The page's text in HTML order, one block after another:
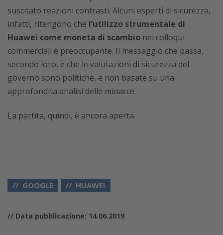
suscitato reazioni contrasti. Alcuni esperti di sicurezza,
infatti, ritengono che l’utilizzo strumentale di
Huawei come moneta di scambio nei colloqui
commerciali è preoccupante. Il messaggio che passa,
secondo loro, è che le valutazioni di sicurezza del
governo sono politiche, e non basate su una
approfondita analisi delle minacce.
La partita, quindi, è ancora aperta.
GOOGLE HUAWEI
// Data pubblicazione: 14.06.2019